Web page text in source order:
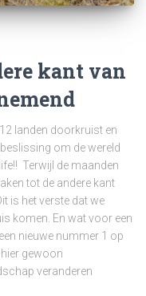
kant van
landen doorkruist en
om de wereld
Terwijl de maanden
tot de andere kant
is het verste dat we
komen. En wat voor een
nieuwe nummer 1 op
gewoon
veranderen